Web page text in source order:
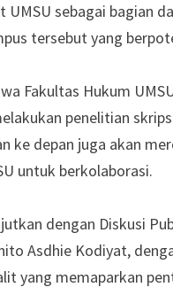
UMSU sebagai bagian
tersebut yang
Fakultas Hukum
penelitian
ke depan juga akan
untuk berkolaborasi.
dengan Diskusi
Asdhie Kodiyat,
yang memaparkan